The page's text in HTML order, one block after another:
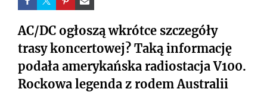
AC/DC ogłoszą wkrótce szczegóły
trasy koncertowej? Taką informację
podała amerykańska radiostacja V100.
Rockowa legenda z rodem Australii